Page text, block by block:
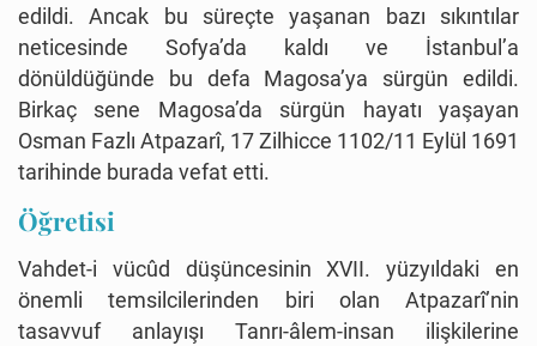
edildi. Ancak bu süreçte yaşanan bazı sıkıntılar
neticesinde Sofya’da kaldı ve İstanbul’a
dönüldüğünde bu defa Magosa’ya sürgün edildi.
Birkaç sene Magosa’da sürgün hayatı yaşayan
Osman Fazlı Atpazarî, 17 Zilhicce 1102/11 Eylül 1691
tarihinde burada vefat etti.
Öğretisi
Vahdet-i vücûd düşüncesinin XVII. yüzyıldaki en
önemli temsilcilerinden biri olan Atpazarî’nin
tasavvuf anlayışı Tanrı-âlem-insan ilişkilerine